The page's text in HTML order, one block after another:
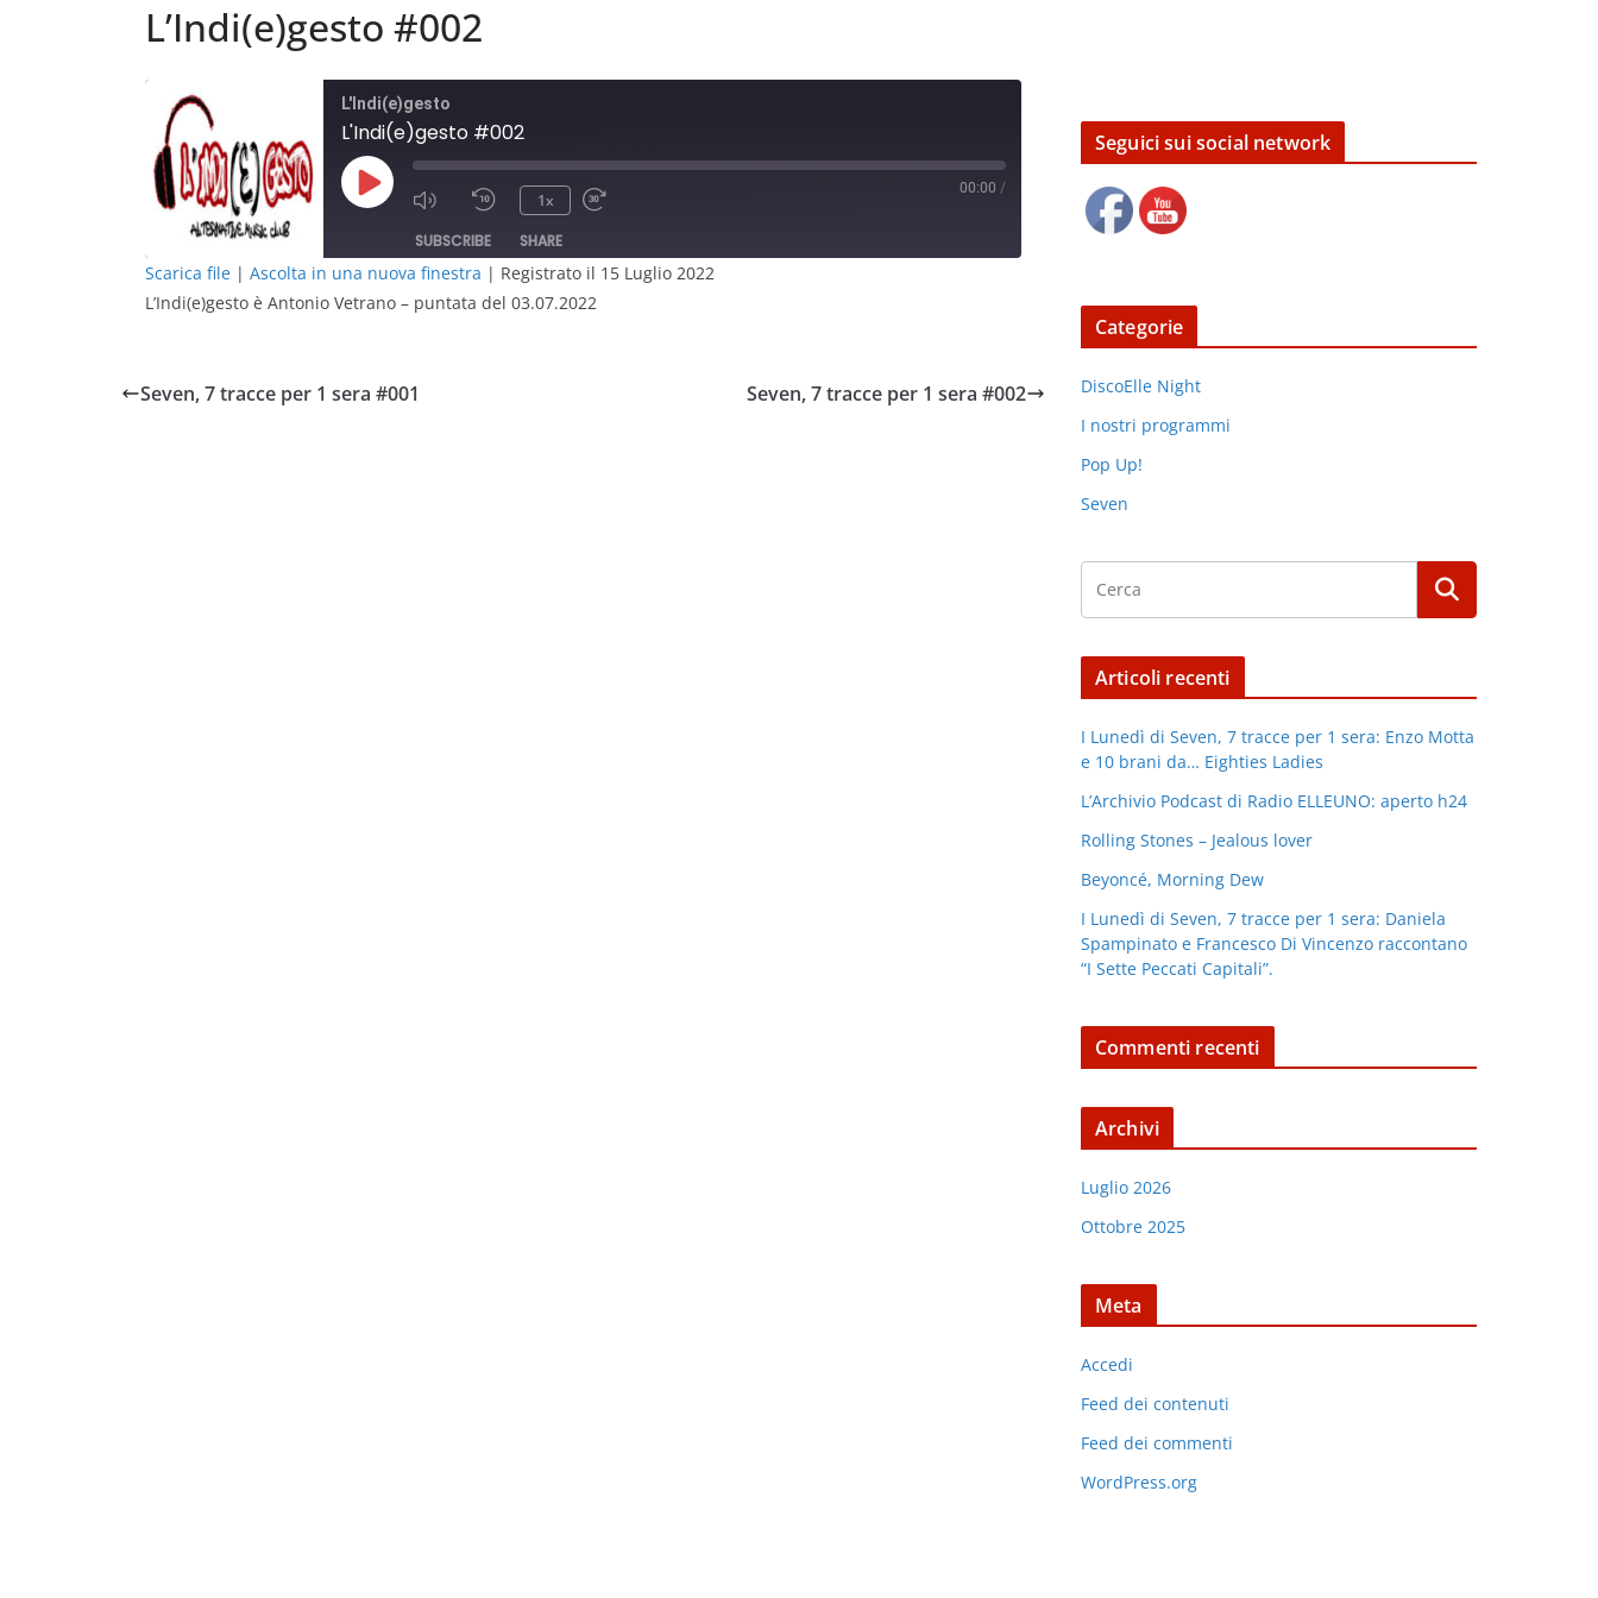
L’Indi(e)gesto #002
L'Indi(e)gesto
L'Indi(e)gesto #002
Play
Episode
1x
00:00 /
SUBSCRIBE SHARE
SHARE
Scarica file | Ascolta in una nuova finestra | Registrato il 15 Luglio 2022
L’Indi(e)gesto è Antonio Vetrano – puntata del 03.07.2022
Seven, 7 tracce per 1 sera #001 Seven, 7 tracce per 1 sera #002
Seguici sui social network
Categorie
DiscoElle Night
I nostri programmi
Pop Up!
Seven
Articoli recenti
I Lunedì di Seven, 7 tracce per 1 sera: Enzo Motta
e 10 brani da… Eighties Ladies
L’Archivio Podcast di Radio ELLEUNO: aperto h24
Rolling Stones – Jealous lover
Beyoncé, Morning Dew
I Lunedì di Seven, 7 tracce per 1 sera: Daniela
Spampinato e Francesco Di Vincenzo raccontano
“I Sette Peccati Capitali”.
Commenti recenti
Archivi
Luglio 2026
Ottobre 2025
Meta
Accedi
Feed dei contenuti
Feed dei commenti
WordPress.org